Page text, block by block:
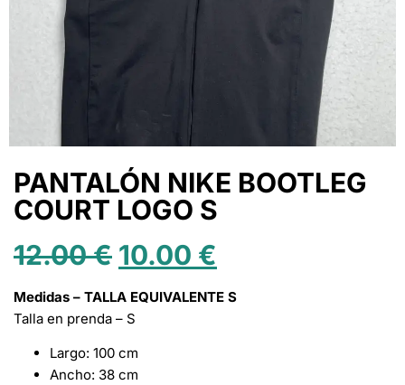
PANTALÓN NIKE BOOTLEG
COURT LOGO S
12.00€ 10.00 €
Medidas – TALLA EQUIVALENTE S
Talla en prenda – S
Largo: 100 cm
Ancho: 38 cm